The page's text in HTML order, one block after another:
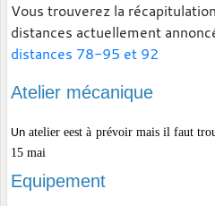
Vous trouverez la
distances actuellement
distances 78-95 et 92
Atelier mécanique
Un atelier eest à prévoir mais il faut
15 mai
Equipement